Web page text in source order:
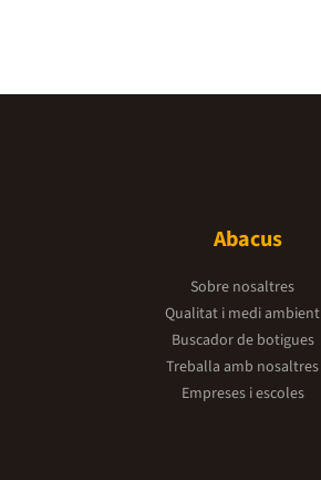
Abacus
Sobre nosaltres
Qualitat i medi ambient
Buscador de botigues
Treballa amb nosaltres
Empreses i escoles